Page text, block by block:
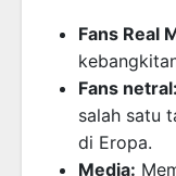
Fans Real
Fans netral:
salah satu
di Eropa.
Media: